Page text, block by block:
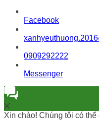
Facebook
0909292222
Messenger
Xin chào! Chúng tôi có